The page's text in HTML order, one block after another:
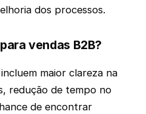
dos processos.
vendas B2B?
maior clareza na
redução de tempo no
de encontrar